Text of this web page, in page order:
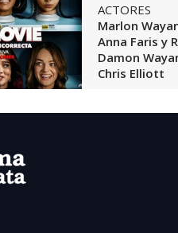
ACTORES
Marlon
Anna Faris y
Damon
Chris Elliott